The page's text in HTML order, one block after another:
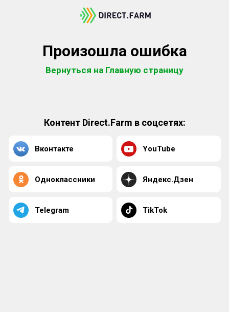
Произошла ошибка
Вернуться на Главную страницу
Контент Direct.Farm в соцсетях:
Вконтакте YouTube
Одноклассники Яндекс.Дзен
Telegram TikTok